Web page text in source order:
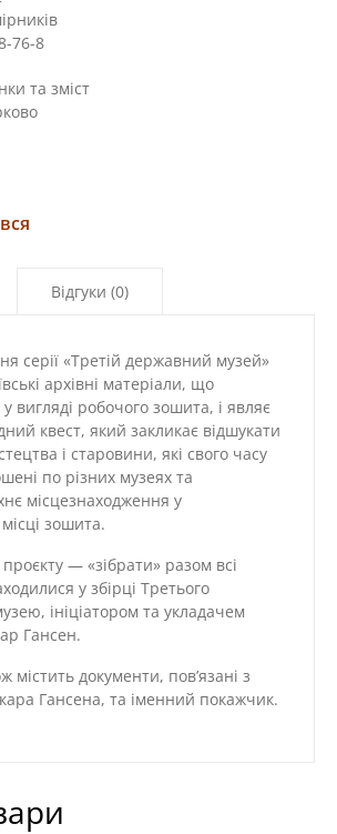
76-8
та зміст
Відгуки (0)
серії «Третій державний музей»
архівні матеріали, що
вигляді робочого зошита, і являє
квест, який закликає відшукати
і старовини, які свого часу
по різних музеях та
місцезнаходження у
зошита.
— «зібрати» разом всі
у збірці Третього
ініціатором та укладачем
Гансен.
містить документи, пов’язані з
Гансена, та іменний покажчик.